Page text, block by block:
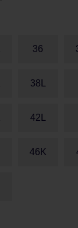
36
38L
42L
46K